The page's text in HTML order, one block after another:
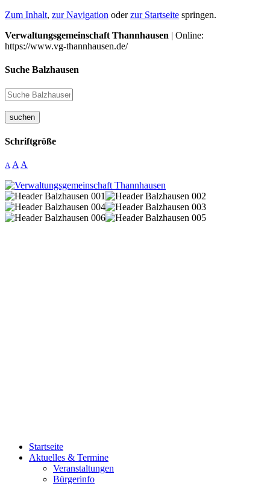
Zum Inhalt, zur Navigation oderzur Startseite springen.
Verwaltungsgemeinschaft Thannhausen | Online:
https://www.vg-thannhausen.de/
Suche Balzhausen
suchen
Schriftgröße
A A A
Startseite
Aktuelles & Termine
Veranstaltungen
Bürgerinfo